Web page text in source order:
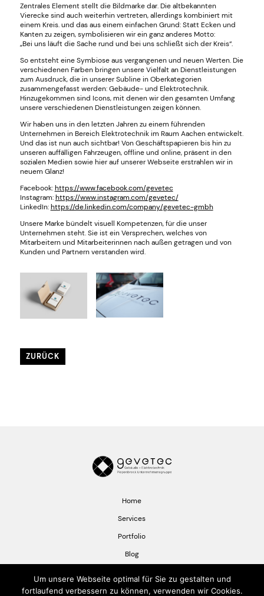
Zentrales Element stellt die Bildmarke dar. Die altbekannten
Vierecke sind auch weiterhin vertreten, allerdings kombiniert mit
einem Kreis. und das aus einem einfachen Grund: Statt Ecken und
Kanten zu zeigen, symbolisieren wir ein ganz anderes Motto:
„Bei uns läuft die Sache rund und bei uns schließt sich der Kreis“.
So entsteht eine Symbiose aus vergangenen und neuen Werten. Die
verschiedenen Farben bringen unsere Vielfalt an Dienstleistungen
zum Ausdruck, die in unserer Subline in Oberkategorien
zusammengefasst werden: Gebäude- und Elektrotechnik.
Hinzugekommen sind Icons, mit denen wir den gesamten Umfang
unsere verschiedenen Dienstleistungen zeigen können.
Wir haben uns in den letzten Jahren zu einem führenden
Unternehmen in Bereich Elektrotechnik im Raum Aachen entwickelt.
Und das ist nun auch sichtbar! Von Geschäftspapieren bis hin zu
unseren auffälligen Fahrzeugen, offline und online, präsent in den
sozialen Medien sowie hier auf unserer Webseite erstrahlen wir in
neuem Glanz!
Facebook:https://www.facebook.com/gevetec
Instagram:https://www.instagram.com/gevetec/
LinkedIn:https://de.linkedin.com/company/gevetec-gmbh
Unsere Marke bündelt visuell Kompetenzen, für die unser
Unternehmen steht. Sie ist ein Versprechen, welches von
Mitarbeitern und Mitarbeiterinnen nach außen getragen und von
Kunden und Partnern verstanden wird.
ZURÜCK
Home
Services
Portfolio
Blog
Kontakt
Um unsere Webseite optimal für Sie zu gestalten und
fortlaufend verbessern zu können, verwenden wir Cookies.